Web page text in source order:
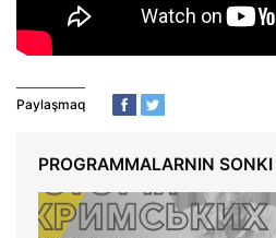
Paylaşmaq
PROGRAMMALARNIN